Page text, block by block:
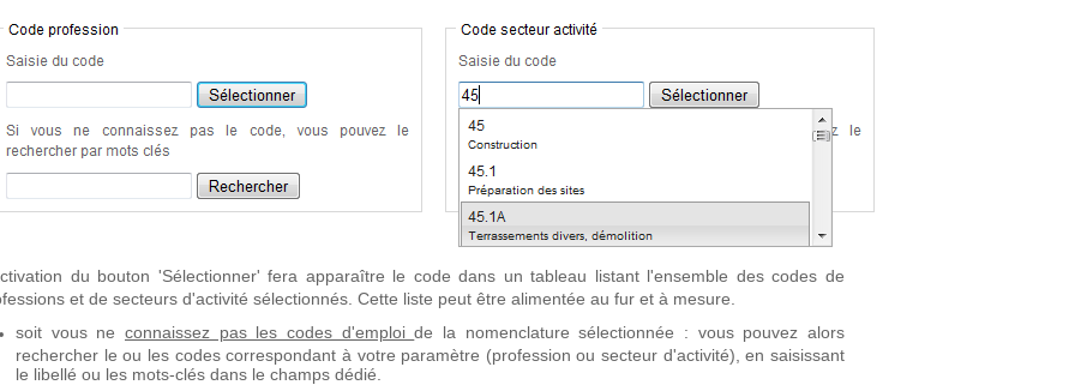
du bouton 'Sélectionner' fera apparaître le code dans un tableau listant l'ensemble des codes de
et de secteurs d'activité sélectionnés. Cette liste peut être alimentée au fur et à mesure.
soit vous ne connaissez pas les codes d'emploide la nomenclature sélectionnée : vous pouvez alors
rechercher le ou les codes correspondant à votre paramètre (profession ou secteur d'activité), en saisissant
le libellé ou les mots-clés dans le champs dédié.